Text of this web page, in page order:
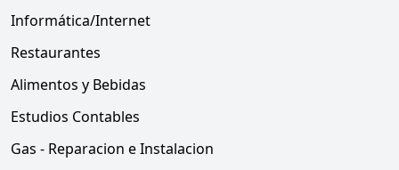
Informática/Internet
Restaurantes
Alimentos y Bebidas
Estudios Contables
Gas - Reparacion e Instalacion